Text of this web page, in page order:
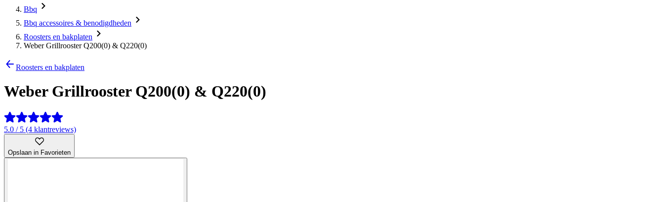
Bbq
Bbq accessoires & benodigdheden
Roosters en bakplaten
Weber Grillrooster Q200(0) & Q220(0)
Roosters en bakplaten
Weber Grillrooster Q200(0) & Q220(0)
5.0 / 5 (4 klantreviews)
Opslaan in Favorieten